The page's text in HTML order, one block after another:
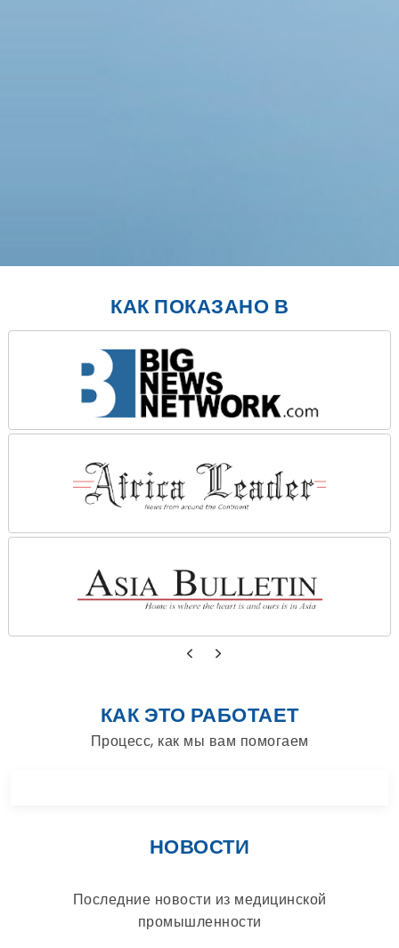
КАК ПОКАЗАНО В
КАК ЭТО РАБОТАЕТ
Процесс, как мы вам помогаем
НОВОСТИ
Последние новости из медицинской
промышленности